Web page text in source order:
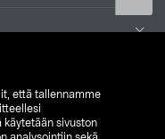
että tallennamme
käytetään sivuston